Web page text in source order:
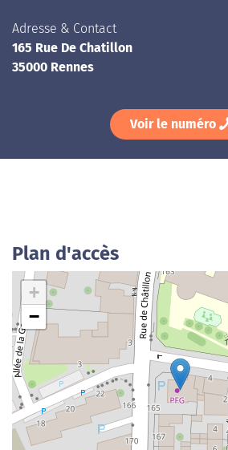
Adresse & Contact
165 Rue De Chatillon
35000 Rennes
Voir le numéro
Plan d'accès
+
−